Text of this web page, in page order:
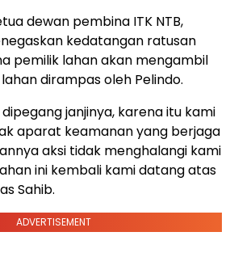
dewan pembina ITK NTB,
kedatangan ratusan
pemilik lahan akan mengambil
dirampas oleh Pelindo.
janjinya, karena itu kami
aparat keamanan yang berjaga
aksi tidak menghalangi kami
ini kembali kami datang atas
Sahib.
ADVERTISEMENT